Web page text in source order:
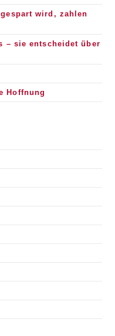
wird, zahlen
– sie entscheidet über
Hoffnung